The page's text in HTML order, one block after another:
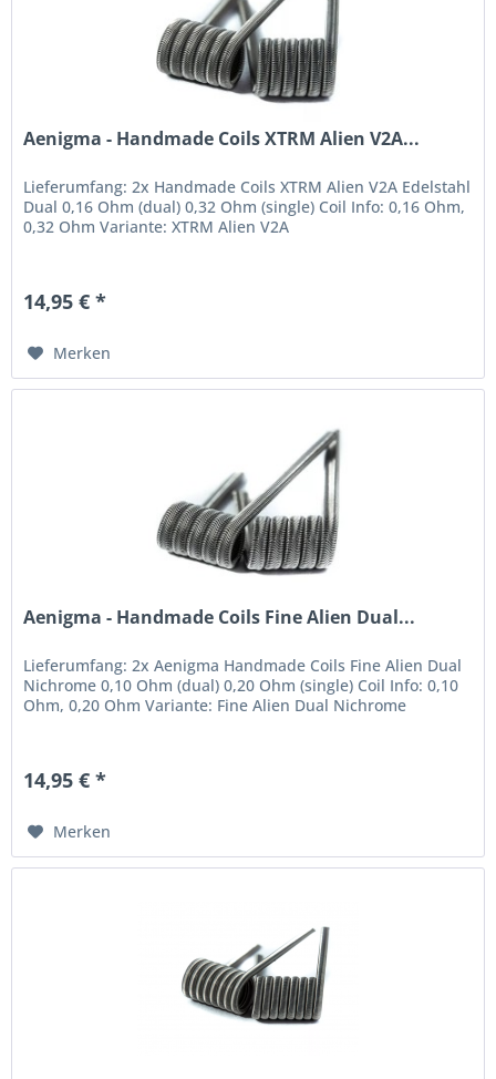
Aenigma - Handmade Coils XTRM Alien V2A...
Lieferumfang: 2x Handmade Coils XTRM Alien V2A Edelstahl
Dual 0,16 Ohm (dual) 0,32 Ohm (single) Coil Info: 0,16 Ohm,
0,32 Ohm Variante: XTRM Alien V2A
14,95 € *
Merken
Aenigma - Handmade Coils Fine Alien Dual...
Lieferumfang: 2x Aenigma Handmade Coils Fine Alien Dual
Nichrome 0,10 Ohm (dual) 0,20 Ohm (single) Coil Info: 0,10
Ohm, 0,20 Ohm Variante: Fine Alien Dual Nichrome
14,95 € *
Merken